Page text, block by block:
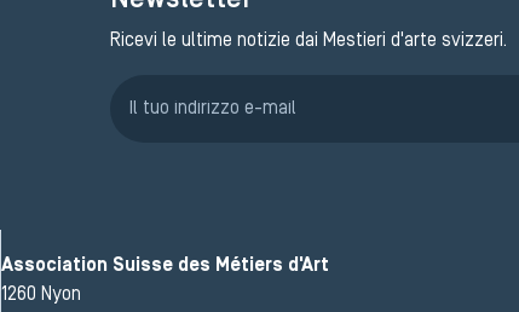
Ricevi le ultime notizie dai Mestieri d'arte svizzeri.
Association Suisse des Métiers d'Art
1260 Nyon